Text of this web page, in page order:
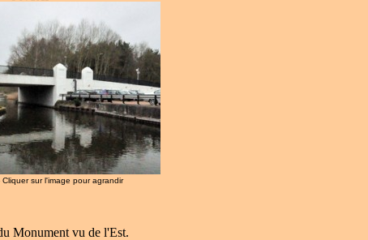
sur l'image pour agrandir
Monument vu de l'Est.